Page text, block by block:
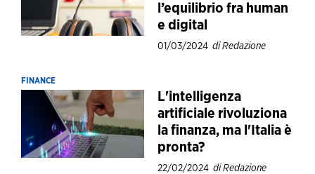
l’equilibrio fra human
e digital
01/03/2024 di Redazione
FINANCE
L'intelligenza
artificiale rivoluziona
la finanza, ma l'Italia è
pronta?
22/02/2024 di Redazione